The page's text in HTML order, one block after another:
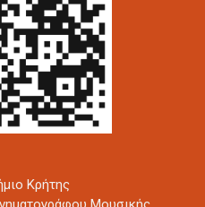
Κρήτης